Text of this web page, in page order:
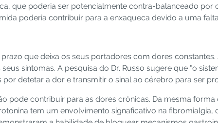
que poderia ser potencialmente contra-balanceado por
poderia contribuir para a enxaqueca devido a uma
que deixa os seus portadores com dores
sintomas. A pesquisa do Dr. Russo sugere que "o
detetar a dor e transmitir o sinal ao cérebro para ser
pode contribuir para as dores crónicas. Da mesma
tem um envolvimento signaficativo na